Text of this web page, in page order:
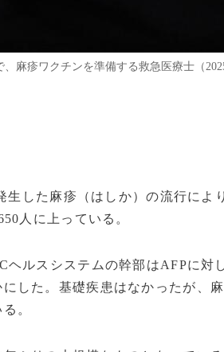
麻疹ワクチンを準備する救急医療士（
生した麻疹（はしか）の流行に
人に上っている。
ヘルスシステムの幹部はAFPに対
した。基礎疾患はなかったが、
。